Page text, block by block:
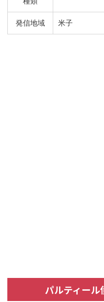
発信地域 米子
パルティール